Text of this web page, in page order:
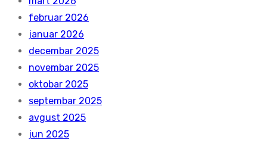
februar 2026
januar 2026
decembar 2025
novembar 2025
oktobar 2025
septembar 2025
avgust 2025
jun 2025